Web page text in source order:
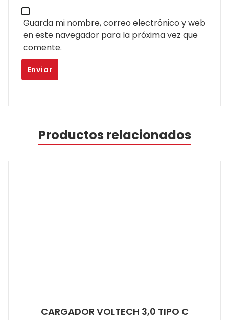
Guarda mi nombre, correo electrónico y web
en este navegador para la próxima vez que
comente.
Productos relacionados
CARGADOR VOLTECH 3,0 TIPO C